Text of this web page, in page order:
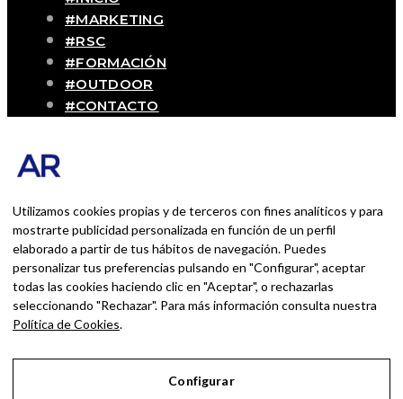
#MARKETING
#RSC
#FORMACIÓN
#OUTDOOR
#CONTACTO
Blog personal y profesional de Andrés
profesionales de una persona que disfruta
con lo que hace cada día
BUSCAR POR:
BUSCAR
Ingresa las palabras de la búsqueda y presiona
Enter.
Utilizamos cookies propias y de terceros con fines analíticos y para
mostrarte publicidad personalizada en función de un perfil
elaborado a partir de tus hábitos de navegación. Puedes
personalizar tus preferencias pulsando en "Configurar", aceptar
todas las cookies haciendo clic en "Aceptar", o rechazarlas
seleccionando "Rechazar". Para más información consulta nuestra
Política de Cookies.
Configurar